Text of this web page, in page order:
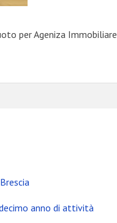
per Ageniza Immobiliare
anno di attività